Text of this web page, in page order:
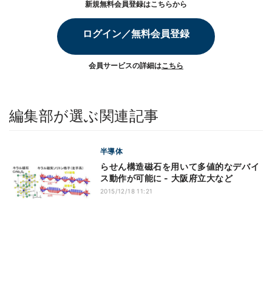
新規無料会員登録はこちらから
ログイン／無料会員登録
会員サービスの詳細はこちら
編集部が選ぶ関連記事
半導体
らせん構造磁石を用いて多値的なデバイ
ス動作が可能に - 大阪府立大など
2015/12/18 11:21